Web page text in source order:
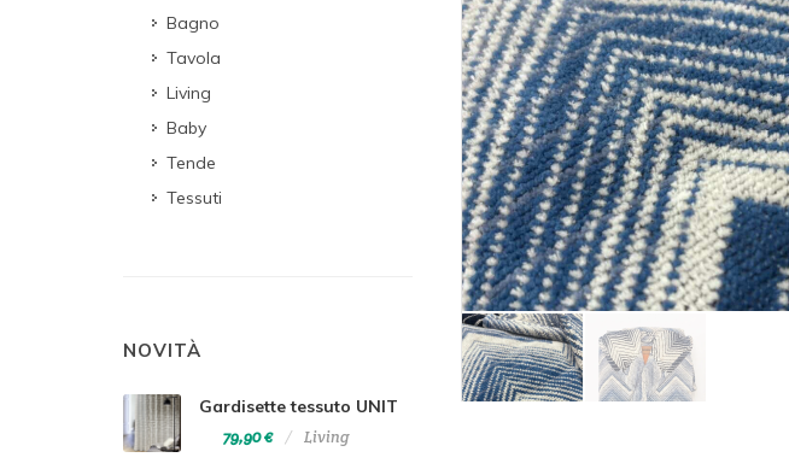
Bagno
Tavola
Living
Baby
Tende
Tessuti
NOVITÀ
Gardisette tessuto UNIT
79,90 € Living